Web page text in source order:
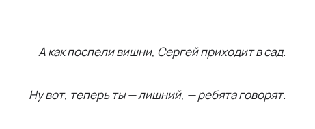
А как поспели вишни, Сергей приходит в сад.
Ну вот, теперь ты — лишний, — ребята говорят.